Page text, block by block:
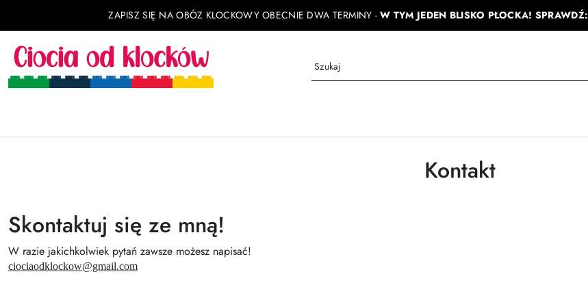
Przejdź do treści głównej
Przejdź do wyszukiwarki
Przejdź do moje konto
Przejdź do menu głównego
Przejdź do stopkiZAPISZ SIĘ NA OBÓZ KLOCKOWY OBECNIE DWA TERMINY -W TYM JEDEN BLISKO PŁOCKA! SPRAWDŹ:
Kontakt
Skontaktuj się ze mną!
W razie jakichkolwiek pytań zawsze możesz napisać!
ciociaodklockow@gmail.com